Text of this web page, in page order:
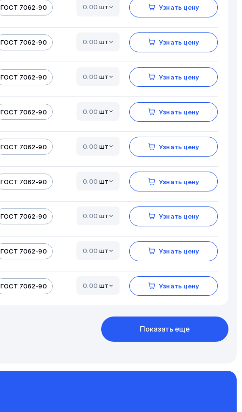
ГОСТ 7062-90 шт Узнать цену
ГОСТ 7062-90 шт Узнать цену
ГОСТ 7062-90 шт Узнать цену
ГОСТ 7062-90 шт Узнать цену
ГОСТ 7062-90 шт Узнать цену
ГОСТ 7062-90 шт Узнать цену
ГОСТ 7062-90 шт Узнать цену
ГОСТ 7062-90 шт Узнать цену
ГОСТ 7062-90 шт Узнать цену
Показать еще